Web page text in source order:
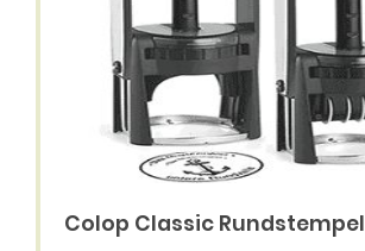
Colop Classic Rundstempel